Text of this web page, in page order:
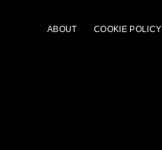
ABOUT COOKIE POLICY